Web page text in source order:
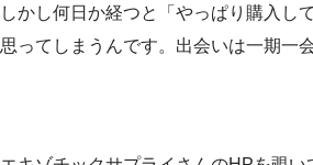
しかし何日か経つと「やっぱり購入し
思ってしまうんです。出会いは一期一会